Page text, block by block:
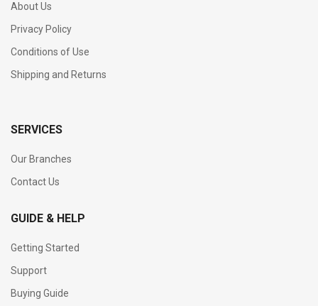
About Us
Privacy Policy
Conditions of Use
Shipping and Returns
SERVICES
Our Branches
Contact Us
GUIDE & HELP
Getting Started
Support
Buying Guide